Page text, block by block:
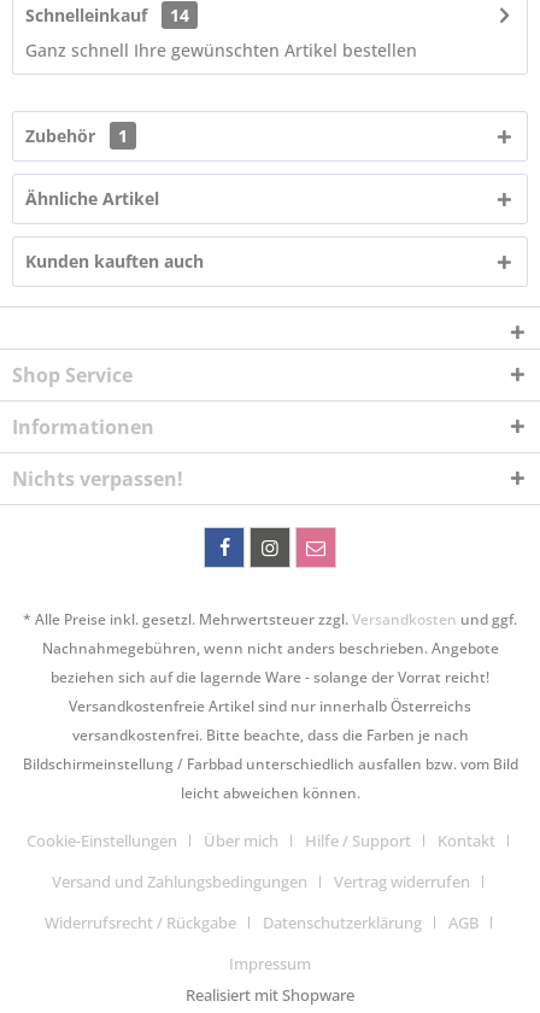
Schnelleinkauf
14
Ganz schnell Ihre gewünschten Artikel bestellen
Zubehör 1
Ähnliche Artikel
Kunden kauften auch
Shop Service
Informationen
Nichts verpassen!
* Alle Preise inkl. gesetzl. Mehrwertsteuer zzgl.Versandkosten und ggf.
Nachnahmegebühren, wenn nicht anders beschrieben. Angebote
beziehen sich auf die lagernde Ware - solange der Vorrat reicht!
Versandkostenfreie Artikel sind nur innerhalb Österreichs
versandkostenfrei. Bitte beachte, dass die Farben je nach
Bildschirmeinstellung / Farbbad unterschiedlich ausfallen bzw. vom Bild
leicht abweichen können.
Cookie-Einstellungen Über mich Hilfe / Support
Kontakt
Versand und Zahlungsbedingungen
Vertrag widerrufen
Widerrufsrecht / Rückgabe
Datenschutzerklärung
AGB
Impressum
Realisiert mit Shopware